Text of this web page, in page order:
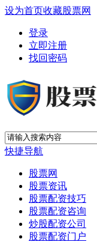
设为首页收藏股票网
登录
立即注册
找回密码
快捷导航
股票网
股票资讯
股票配资技巧
股票配资咨询
炒股配资公司
股票配资门户